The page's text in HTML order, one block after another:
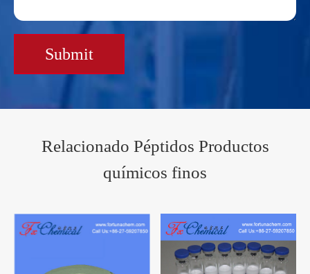
Submit
Relacionado Péptidos Productos
químicos finos